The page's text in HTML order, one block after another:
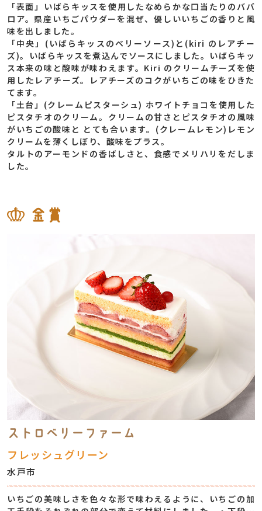
「表⾯」いばらキッスを使⽤したなめらかな⼝当たりのババ
ロア。県産いちごパウダーを混ぜ、優しいいちごの⾹りと⾵
味を出しました。
「中央」(いばらキッスのベリーソース)と(kiri のレアチー
ズ)。いばらキッスを煮込んでソースにしました。いばらキッ
ス本来の味と酸味が味わえます。Kiri のクリームチーズを使
⽤したレアチーズ。レアチーズのコクがいちごの味をひきた
てます。
「⼟台」(クレームピスターシュ) ホワイトチョコを使⽤した
ピスタチオのクリーム。クリームの⽢さとピスタチオの⾵味
がいちごの酸味と とても合います。(クレームレモン)レモン
クリームを薄くしぼり、酸味をプラス。
タルトのアーモンドの⾹ばしさと、⾷感でメリハリをだしま
した。
金賞
ストロベリーファーム
フレッシュグリーン
水戸市
いちごの美味しさを色々な形で味わえるように、いちごの加